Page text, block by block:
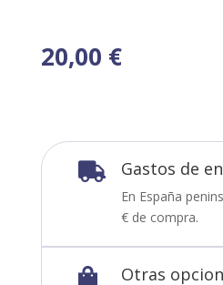
20,00 €
 Gastos de
En España
€ de compra.
 Otras